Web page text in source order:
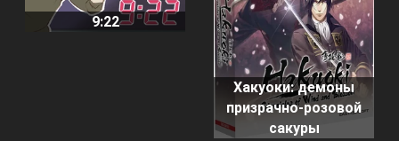
9:22
Хакуоки: демоны
призрачно-розовой
сакуры